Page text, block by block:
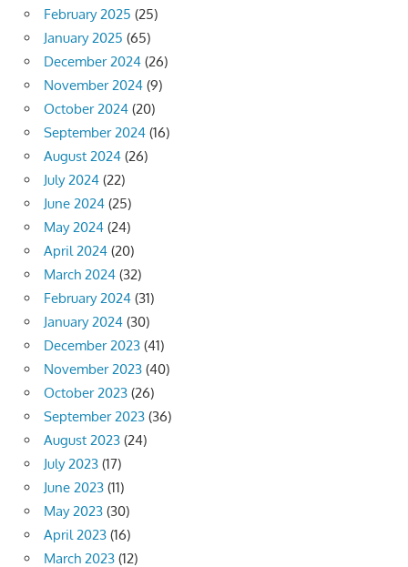
February 2025 (25)
January 2025 (65)
December 2024 (26)
November 2024 (9)
October 2024 (20)
September 2024 (16)
August 2024 (26)
July 2024 (22)
June 2024 (25)
May 2024 (24)
April 2024 (20)
March 2024 (32)
February 2024 (31)
January 2024 (30)
December 2023 (41)
November 2023 (40)
October 2023 (26)
September 2023 (36)
August 2023 (24)
July 2023 (17)
June 2023 (11)
May 2023 (30)
April 2023 (16)
March 2023 (12)